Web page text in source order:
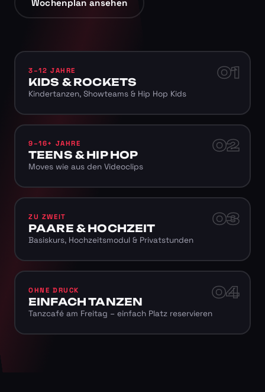
Wochenplan ansehen
01
3–12 JAHRE
KIDS & ROCKETS
Kindertanzen, Showteams & Hip Hop Kids
02
9–16+ JAHRE
TEENS & HIP HOP
Moves wie aus den Videoclips
03
ZU ZWEIT
PAARE & HOCHZEIT
Basiskurs, Hochzeitsmodul & Privatstunden
04
OHNE DRUCK
EINFACH TANZEN
Tanzcafé am Freitag – einfach Platz reservieren